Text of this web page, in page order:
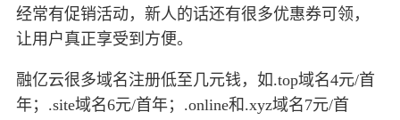
经常有促销活动，新人的话还有很多优惠券可领，
让用户真正享受到方便。
融亿云很多域名注册低至几元钱，如.top域名4元/首
年；.site域名6元/首年；.online和.xyz域名7元/首